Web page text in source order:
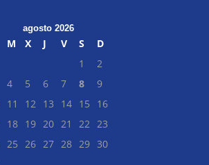
agosto 2026
M X J V S
D
1
2
4 5 6 7 8
9
11 12 13 14 15
16
18 19 20 21 22
23
25 26 27 28 29 30